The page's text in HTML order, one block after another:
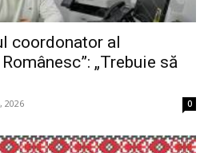
coordonator al
„Trebuie să
2026 0